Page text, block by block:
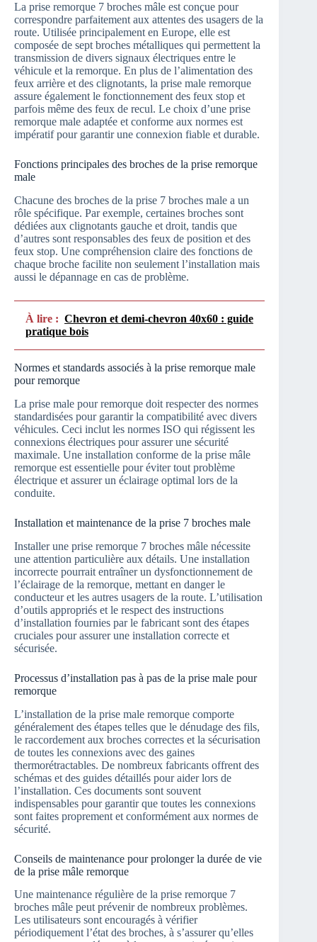
La prise remorque 7 broches mâle est conçue pour
correspondre parfaitement aux attentes des usagers de la
route. Utilisée principalement en Europe, elle est
composée de sept broches métalliques qui permettent la
transmission de divers signaux électriques entre le
véhicule et la remorque. En plus de l’alimentation des
feux arrière et des clignotants, la prise male remorque
assure également le fonctionnement des feux stop et
parfois même des feux de recul. Le choix d’une prise
remorque male adaptée et conforme aux normes est
impératif pour garantir une connexion fiable et durable.
Fonctions principales des broches de la prise remorque
male
Chacune des broches de la prise 7 broches male a un
rôle spécifique. Par exemple, certaines broches sont
dédiées aux clignotants gauche et droit, tandis que
d’autres sont responsables des feux de position et des
feux stop. Une compréhension claire des fonctions de
chaque broche facilite non seulement l’installation mais
aussi le dépannage en cas de problème.
À lire : Chevron et demi-chevron 40x60 : guide
pratique bois
Normes et standards associés à la prise remorque male
pour remorque
La prise male pour remorque doit respecter des normes
standardisées pour garantir la compatibilité avec divers
véhicules. Ceci inclut les normes ISO qui régissent les
connexions électriques pour assurer une sécurité
maximale. Une installation conforme de la prise mâle
remorque est essentielle pour éviter tout problème
électrique et assurer un éclairage optimal lors de la
conduite.
Installation et maintenance de la prise 7 broches male
Installer une prise remorque 7 broches mâle nécessite
une attention particulière aux détails. Une installation
incorrecte pourrait entraîner un dysfonctionnement de
l’éclairage de la remorque, mettant en danger le
conducteur et les autres usagers de la route. L’utilisation
d’outils appropriés et le respect des instructions
d’installation fournies par le fabricant sont des étapes
cruciales pour assurer une installation correcte et
sécurisée.
Processus d’installation pas à pas de la prise male pour
remorque
L’installation de la prise male remorque comporte
généralement des étapes telles que le dénudage des fils,
le raccordement aux broches correctes et la sécurisation
de toutes les connexions avec des gaines
thermorétractables. De nombreux fabricants offrent des
schémas et des guides détaillés pour aider lors de
l’installation. Ces documents sont souvent
indispensables pour garantir que toutes les connexions
sont faites proprement et conformément aux normes de
sécurité.
Conseils de maintenance pour prolonger la durée de vie
de la prise mâle remorque
Une maintenance régulière de la prise remorque 7
broches mâle peut prévenir de nombreux problèmes.
Les utilisateurs sont encouragés à vérifier
périodiquement l’état des broches, à s’assurer qu’elles